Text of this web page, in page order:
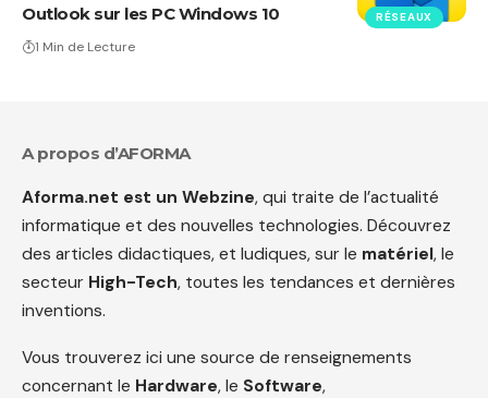
RÉSEAUX
Outlook sur les PC Windows 10
1 Min de Lecture
A propos d’AFORMA
Aforma.net est un Webzine, qui traite de l’actualité
informatique et des nouvelles technologies. Découvrez
des articles didactiques, et ludiques, sur le matériel, le
secteur High-Tech, toutes les tendances et dernières
inventions.
Vous trouverez ici une source de renseignements
concernant le Hardware, le Software,